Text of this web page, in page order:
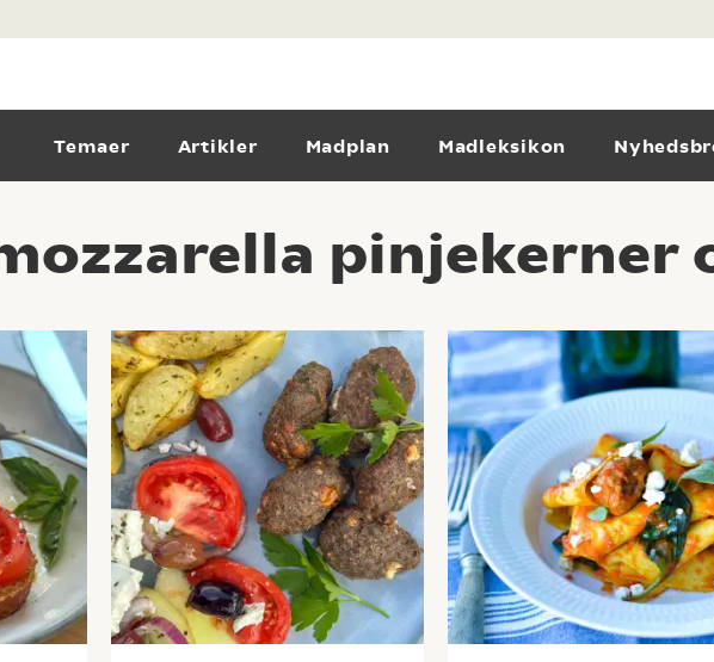
Temaer Artikler Madplan Madleksikon